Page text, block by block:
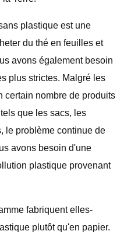
plastique est une
du thé en feuilles et
avons également besoin
plus strictes. Malgré les
certain nombre de produits
que les sacs, les
le problème continue de
avons besoin d'une
plastique provenant
fabriquent elles-
plutôt qu'en papier.